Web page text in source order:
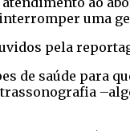
uma
pela
de saúde para